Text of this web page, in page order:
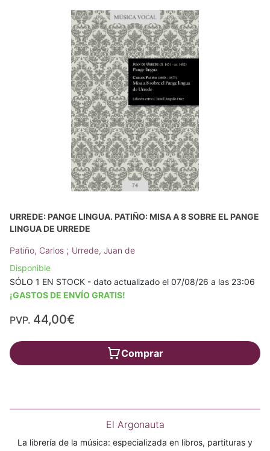
URREDE: PANGE LINGUA. PATIÑO: MISA A 8 SOBRE EL PANGE
LINGUA DE URREDE
Patiño, Carlos ; Urrede, Juan de
Disponible
SÓLO 1 EN STOCK - dato actualizado el 07/08/26 a las 23:06
¡GASTOS DE ENVÍO GRATIS!
PVP. 44,00€
Comprar
El Argonauta
La librería de la música: especializada en libros, partituras y